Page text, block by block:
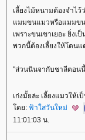
เลี้ยงไม้หนามต้องจำไ
มมขนแมวหรือแมมขน
เพราะขนเขาเยอะ ยิ่ง
พวกนี้ต้องเลี้ยงให้โดน
"ส่วนนินจากับชาลีตอน
เก่งมั้ยล่ะ เลี้ยงแมวให้เ
ดย: ฟ้าใสวันใหม่
11:01:03 น.